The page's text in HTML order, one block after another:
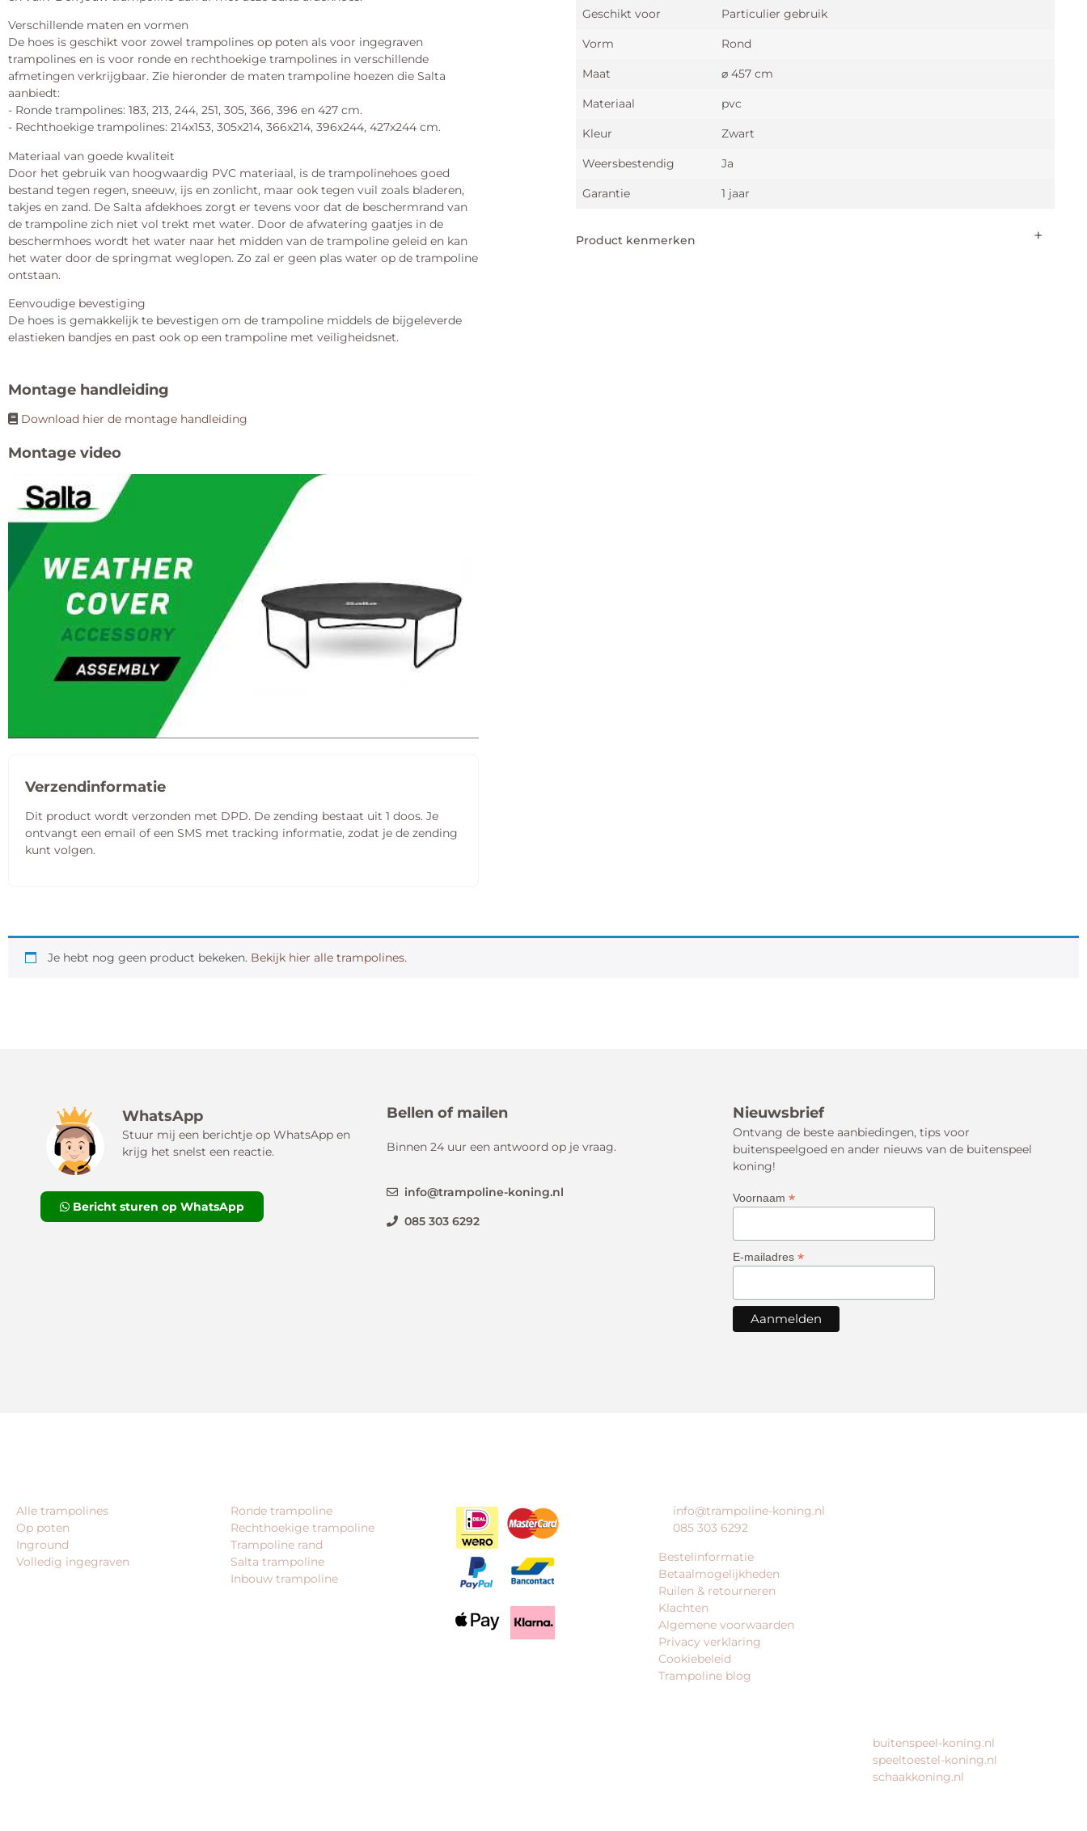
Verschillende maten en vormen
De hoes is geschikt voor zowel trampolines op poten als voor ingegraven
trampolines en is voor ronde en rechthoekige trampolines in verschillende
afmetingen verkrijgbaar. Zie hieronder de maten trampoline hoezen die Salta
aanbiedt:
- Ronde trampolines: 183, 213, 244, 251, 305, 366, 396 en 427 cm.
- Rechthoekige trampolines: 214x153, 305x214, 366x214, 396x244, 427x244 cm.
Materiaal van goede kwaliteit
Door het gebruik van hoogwaardig PVC materiaal, is de trampolinehoes goed
bestand tegen regen, sneeuw, ijs en zonlicht, maar ook tegen vuil zoals bladeren,
takjes en zand. De Salta afdekhoes zorgt er tevens voor dat de beschermrand van
de trampoline zich niet vol trekt met water. Door de afwatering gaatjes in de
beschermhoes wordt het water naar het midden van de trampoline geleid en kan
het water door de springmat weglopen. Zo zal er geen plas water op de trampoline
ontstaan.
Eenvoudige bevestiging
De hoes is gemakkelijk te bevestigen om de trampoline middels de bijgeleverde
elastieken bandjes en past ook op een trampoline met veiligheidsnet.
Montage handleiding
Download hier de montage handleiding
Montage video
Verzendinformatie
Dit product wordt verzonden met DPD. De zending bestaat uit 1 doos. Je
ontvangt een email of een SMS met tracking informatie, zodat je de zending
kunt volgen.
Geschikt voor Particulier gebruik
Vorm Rond
Maat ⌀ 457 cm
Materiaal pvc
Kleur Zwart
Weersbestendig Ja
Garantie 1 jaar
Product kenmerken
Je hebt nog geen product bekeken. Bekijk hier alle trampolines.
WhatsApp
Stuur mij een berichtje op WhatsApp en
krijg het snelst een reactie.
Bericht sturen op WhatsApp
Bellen of mailen
Binnen 24 uur een antwoord op je vraag.
info@trampoline-koning.nl
085 303 6292
Nieuwsbrief
Ontvang de beste aanbiedingen, tips voor
buitenspeelgoed en ander nieuws van de buitenspeel
koning!
Voornaam *
E-mailadres *
Alle trampolines
Op poten
Inground
Volledig ingegraven
Ronde trampoline
Rechthoekige trampoline
Trampoline rand
Salta trampoline
Inbouw trampoline
info@trampoline-koning.nl
085 303 6292
Bestelinformatie
Betaalmogelijkheden
Ruilen & retourneren
Klachten
Algemene voorwaarden
Privacy verklaring
Cookiebeleid
Trampoline blog
buitenspeel-koning.nl
speeltoestel-koning.nl
schaakkoning.nl